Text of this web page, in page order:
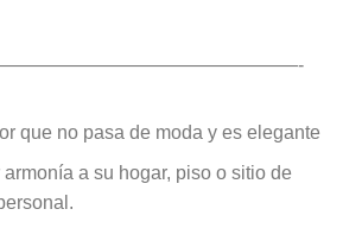
que no pasa de moda y es elegante
a su hogar, piso o sitio de